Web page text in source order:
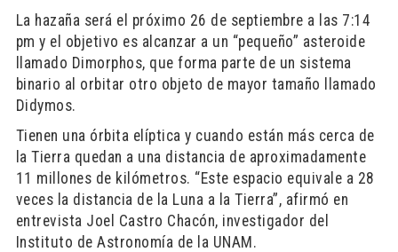
La hazaña será el próximo 26 de septiembre a las 7:14
pm y el objetivo es alcanzar a un “pequeño” asteroide
llamado Dimorphos, que forma parte de un sistema
binario al orbitar otro objeto de mayor tamaño llamado
Didymos.
Tienen una órbita elíptica y cuando están más cerca de
la Tierra quedan a una distancia de aproximadamente
11 millones de kilómetros. “Este espacio equivale a 28
veces la distancia de la Luna a la Tierra”, afirmó en
entrevista Joel Castro Chacón, investigador del
Instituto de Astronomía de la UNAM.